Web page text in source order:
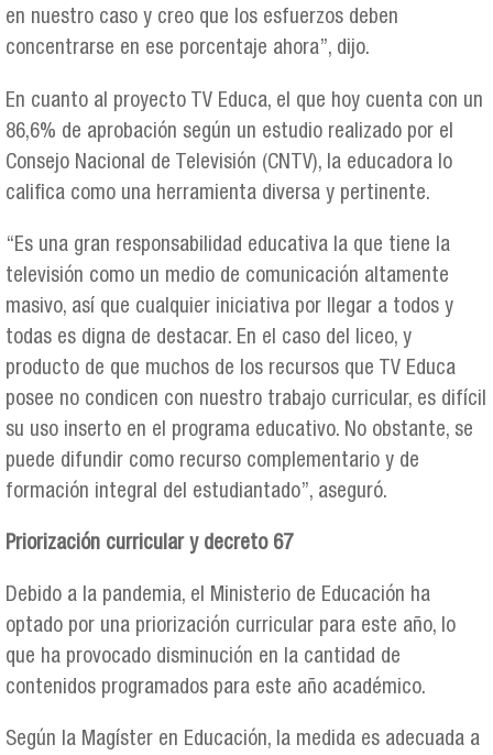
en nuestro caso y creo que los esfuerzos deben
concentrarse en ese porcentaje ahora”, dijo.
En cuanto al proyecto TV Educa, el que hoy cuenta con un
86,6% de aprobación según un estudio realizado por el
Consejo Nacional de Televisión (CNTV), la educadora lo
califica como una herramienta diversa y pertinente.
“Es una gran responsabilidad educativa la que tiene la
televisión como un medio de comunicación altamente
masivo, así que cualquier iniciativa por llegar a todos y
todas es digna de destacar. En el caso del liceo, y
producto de que muchos de los recursos que TV Educa
posee no condicen con nuestro trabajo curricular, es difícil
su uso inserto en el programa educativo. No obstante, se
puede difundir como recurso complementario y de
formación integral del estudiantado”, aseguró.
Priorización curricular y decreto 67
Debido a la pandemia, el Ministerio de Educación ha
optado por una priorización curricular para este año, lo
que ha provocado disminución en la cantidad de
contenidos programados para este año académico.
Según la Magíster en Educación, la medida es adecuada a